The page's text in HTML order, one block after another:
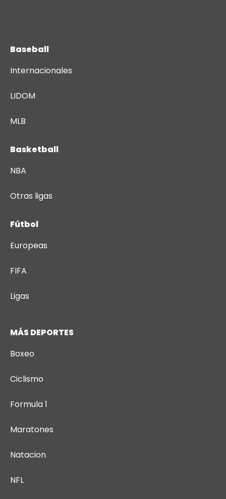
Baseball
Internacionales
LIDOM
MLB
Basketball
NBA
Otras ligas
Fútbol
Europeas
FIFA
Ligas
MÁS DEPORTES
Boxeo
Ciclismo
Formula 1
Maratones
Natacion
NFL